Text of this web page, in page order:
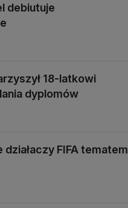
debiutuje
18-latkowi
dyplomów
FIFA tematem